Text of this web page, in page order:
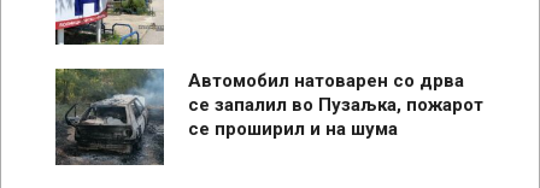
Автомобил натоварен со дрва
се запалил во Пузаљка, пожарот
се проширил и на шума